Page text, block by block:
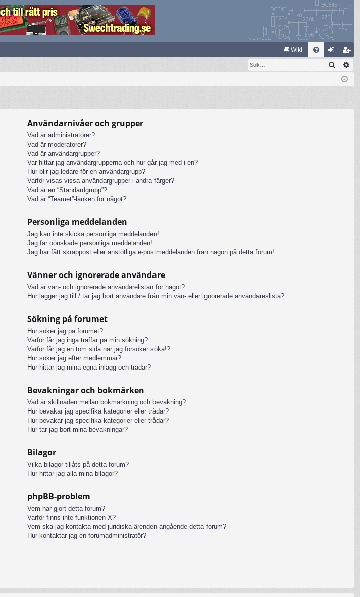
Wiki
og li
m
le
Sök
Användarnivåer och grupper
Vad är administratörer?
Vad är moderatorer?
Vad är användargrupper?
Var hittar jag användargrupperna och hur går jag med i en?
Hur blir jag ledare för en användargrupp?
Varför visas vissa användargrupper i andra färger?
Vad är en “Standardgrupp”?
Vad är “Teamet”-länken för något?
Personliga meddelanden
Jag kan inte skicka personliga meddelanden!
Jag får oönskade personliga meddelanden!
Jag har fått skräppost eller anstötliga e-postmeddelanden från någon på detta forum!
Vänner och ignorerade användare
Vad är vän- och ignorerade användarelistan för något?
Hur lägger jag till / tar jag bort användare från min vän- eller ignorerade användareslista?
Sökning på forumet
Hur söker jag på forumet?
Varför får jag inga träffar på min sökning?
Varför får jag en tom sida när jag försöker söka!?
Hur söker jag efter medlemmar?
Hur hittar jag mina egna inlägg och trådar?
Bevakningar och bokmärken
Vad är skillnaden mellan bokmärkning och bevakning?
Hur bevakar jag specifika kategorier eller trådar?
Hur bevakar jag specifika kategorier eller trådar?
Hur tar jag bort mina bevakningar?
Bilagor
Vilka bilagor tillåts på detta forum?
Hur hittar jag alla mina bilagor?
phpBB-problem
Vem har gjort detta forum?
Varför finns inte funktionen X?
Vem ska jag kontakta med juridiska ärenden angående detta forum?
Hur kontaktar jag en forumadministratör?